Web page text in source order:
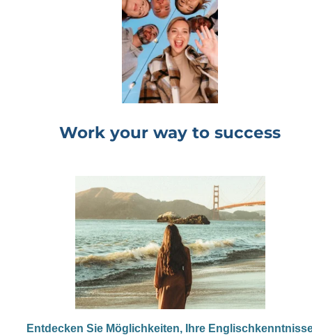
Work your way to success
Entdecken Sie Möglichkeiten, Ihre